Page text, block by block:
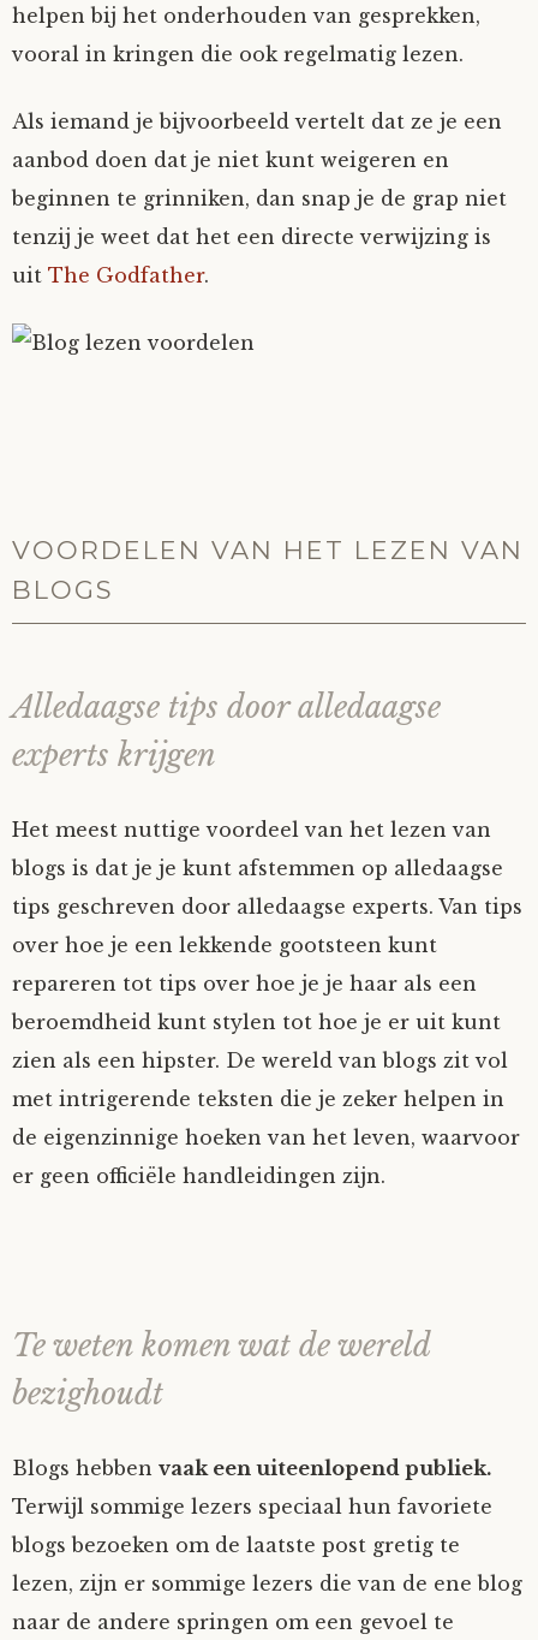
helpen bij het onderhouden van gesprekken,
vooral in kringen die ook regelmatig lezen.
Als iemand je bijvoorbeeld vertelt dat ze je een
aanbod doen dat je niet kunt weigeren en
beginnen te grinniken, dan snap je de grap niet
tenzij je weet dat het een directe verwijzing is
uit The Godfather.
VOORDELEN VAN HET LEZEN VAN
BLOGS
Alledaagse tips door alledaagse
experts krijgen
Het meest nuttige voordeel van het lezen van
blogs is dat je je kunt afstemmen op alledaagse
tips geschreven door alledaagse experts. Van tips
over hoe je een lekkende gootsteen kunt
repareren tot tips over hoe je je haar als een
beroemdheid kunt stylen tot hoe je er uit kunt
zien als een hipster. De wereld van blogs zit vol
met intrigerende teksten die je zeker helpen in
de eigenzinnige hoeken van het leven, waarvoor
er geen officiële handleidingen zijn.
Te weten komen wat de wereld
bezighoudt
Blogs hebben vaak een uiteenlopend publiek.
Terwijl sommige lezers speciaal hun favoriete
blogs bezoeken om de laatste post gretig te
lezen, zijn er sommige lezers die van de ene blog
naar de andere springen om een gevoel te